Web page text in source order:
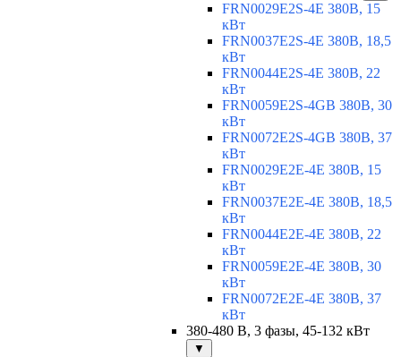
FRN0029E2S-4E 380В, 15
кВт
FRN0037E2S-4E 380В, 18,5
кВт
FRN0044E2S-4E 380В, 22
кВт
FRN0059E2S-4GB 380В, 30
кВт
FRN0072E2S-4GB 380В, 37
кВт
FRN0029E2E-4E 380В, 15
кВт
FRN0037E2E-4E 380В, 18,5
кВт
FRN0044E2E-4E 380В, 22
кВт
FRN0059E2E-4E 380В, 30
кВт
FRN0072E2E-4E 380В, 37
кВт
380-480 В, 3 фазы, 45-132 кВт
▼